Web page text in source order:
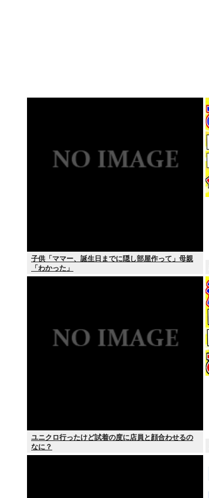
子供「ママー、誕生日までに隠し部屋作って」母親
「わかった」
ユニクロ行ったけど試着の度に店員と顔合わせるの
なに？